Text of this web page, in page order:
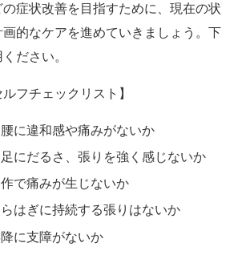
症状改善を目指すために、現在の状
的なケアを進めていきましょう。下
ださい。
フチェックリスト】
に違和感や痛みがないか
にだるさ、張りを強く感じないか
で痛みが生じないか
はぎに持続する張りはないか
に支障がないか